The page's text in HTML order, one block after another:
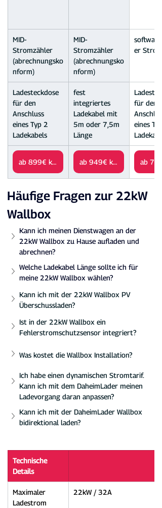
MID-
Stromzähler
(abrechnungsko
nform)
MID-
Stromzähler
(abrechnungsko
nform)
er
Ladesteckdose
für den
Anschluss
eines Typ 2
Ladekabels
fest
integriertes
Ladekabel mit
5m oder 7,5m
Länge
für den
eines
ab 899€ kaufen ab 949€ kaufen
Häufige Fragen zur 22kW
Wallbox
Kann ich meinen Dienstwagen an der
22kW Wallbox zu Hause aufladen und
abrechnen?
Welche Ladekabel Länge sollte ich für
meine 22kW Wallbox wählen?
Kann ich mit der 22kW Wallbox PV
Überschussladen?
Ist in der 22kW Wallbox ein
Fehlerstromschutzsensor integriert?
Was kostet die Wallbox Installation?
Ich habe einen dynamischen Stromtarif.
Kann ich mit dem DaheimLader meinen
Ladevorgang daran anpassen?
Kann ich mit der DaheimLader Wallbox
bidirektional laden?
Technische
Details
Maximaler
Ladestrom
22kW / 32A